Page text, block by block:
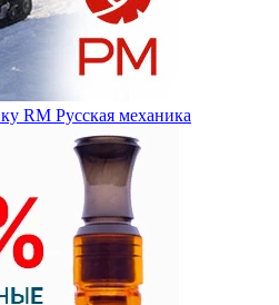
RM Русская механика